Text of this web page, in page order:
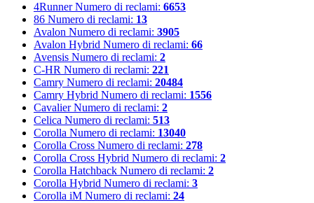
4Runner Numero di reclami: 6653
86 Numero di reclami: 13
Avalon Numero di reclami: 3905
Avalon Hybrid Numero di reclami: 66
Avensis Numero di reclami: 2
C-HR Numero di reclami: 221
Camry Numero di reclami: 20484
Camry Hybrid Numero di reclami: 1556
Cavalier Numero di reclami: 2
Celica Numero di reclami: 513
Corolla Numero di reclami: 13040
Corolla Cross Numero di reclami: 278
Corolla Cross Hybrid Numero di reclami: 2
Corolla Hatchback Numero di reclami: 2
Corolla Hybrid Numero di reclami: 3
Corolla iM Numero di reclami: 24